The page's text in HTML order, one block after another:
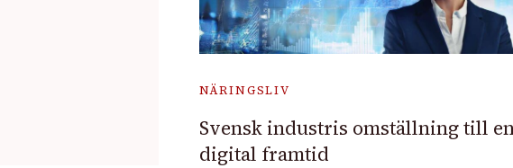
NÄRINGSLIV
Svensk industris omställning till
digital framtid